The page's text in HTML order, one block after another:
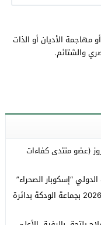
مهاجمة الأديان أو الذات
والشتائم.
(عضو منتدى كفاءات
“إسكوبار الصحراء”
انطلاق فعاليات دوري المشاع لكرة القدم 2026 بجماعة الودكة بدائرة